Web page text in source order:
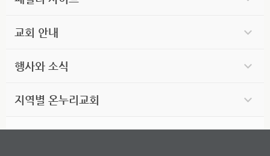
교회 안내
행사와 소식
지역별 온누리교회